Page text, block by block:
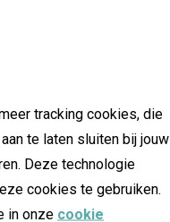
tracking cookies, die
te laten sluiten bij jouw
Deze technologie
cookies te gebruiken.
in onze cookie